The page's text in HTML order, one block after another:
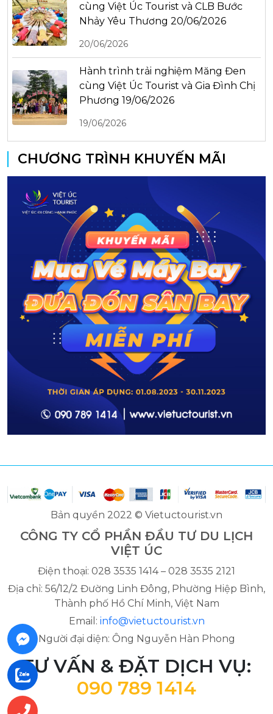
cùng Việt Úc Tourist và CLB Bước
Nhảy Yêu Thương 20/06/2026
20/06/2026
Hành trình trải nghiệm Măng Đen
cùng Việt Úc Tourist và Gia Đình Chị
Phương 19/06/2026
19/06/2026
CHƯƠNG TRÌNH KHUYẾN MÃI
Bản quyền 2022 © Vietuctourist.vn
CÔNG TY CỔ PHẦN ĐẦU TƯ DU LỊCH
VIỆT ÚC
Điện thoại: 028 3535 1414 – 028 3535 2121
Địa chỉ: 56/12/2 Đường Linh Đông, Phường Hiệp Bình,
Thành phố Hồ Chí Minh, Việt Nam
Email: info@vietuctourist.vn
Người đại diện: Ông Nguyễn Hàn Phong
TƯ VẤN & ĐẶT DỊCH VỤ:
090 789 1414